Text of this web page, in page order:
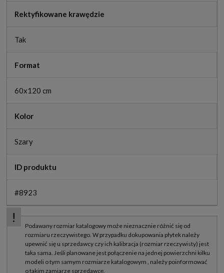
Rektyfikowane krawędzie
Tak
Format
60x120 cm
Kolor
Szary
ID produktu
#8923